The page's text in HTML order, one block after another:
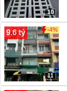
10
9.6 tỷ -4%
11